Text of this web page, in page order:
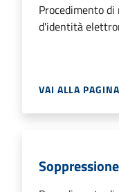
Procedimento
d'identità
VAI ALLA PAGINA